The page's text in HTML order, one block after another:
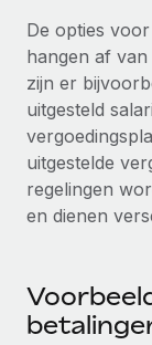
Lever en
Entiteiten
Stel snel
Mobiliteit en
Plaats
beheren
Meer
De
Reverse
beheer
Reverse
EOR en PEO
Contractor
Belastingen
Naar de blog
integraties
De opties
hangen af
zijn er
uitgesteld
uitgestelde
regelingen
en dienen